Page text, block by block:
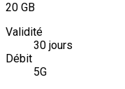
20 GB
Validité
30 jours
Débit
5G